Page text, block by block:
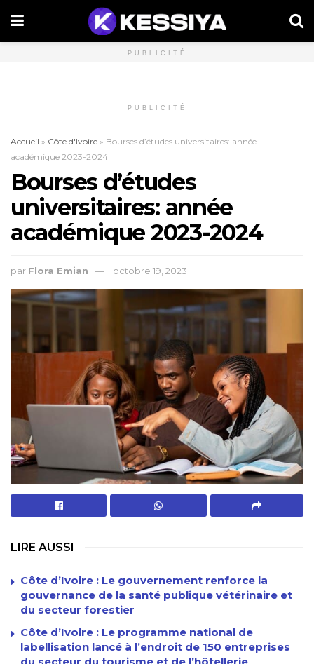
PUBLICITÉ
PUBLICITÉ
Accueil » Côte d'Ivoire » Bourses d’études universitaires: année
académique 2023-2024
Bourses d’études
universitaires: année
académique 2023-2024
par Flora Emian octobre 19, 2023
LIRE AUSSI
Côte d’Ivoire : Le gouvernement renforce la
gouvernance de la santé publique vétérinaire et
du secteur forestier
Côte d’Ivoire : Le programme national de
labellisation lancé à l’endroit de 150 entreprises